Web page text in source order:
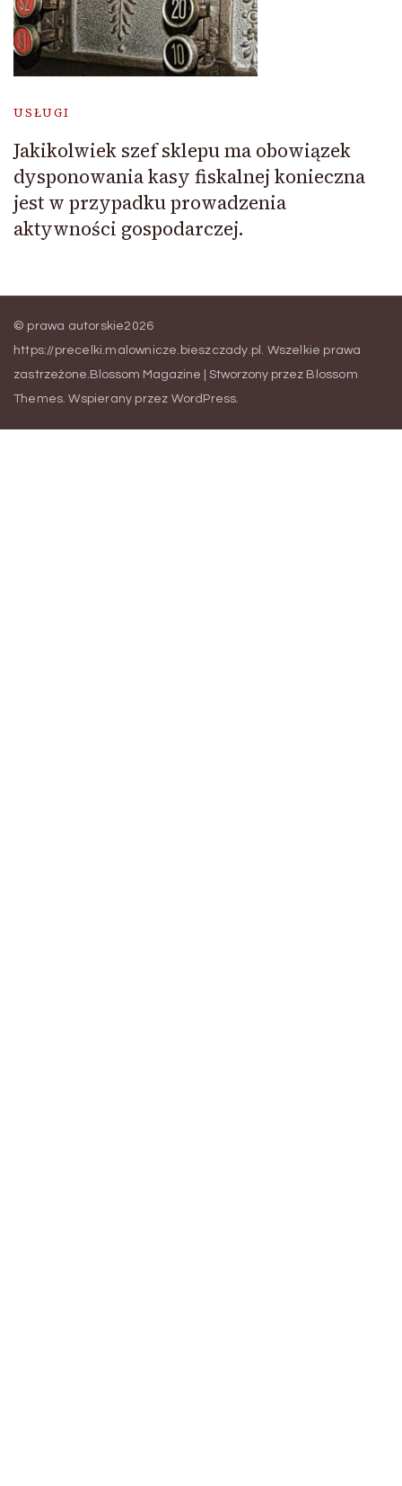
USŁUGI
Jakikolwiek szef sklepu ma obowiązek
dysponowania kasy fiskalnej konieczna
jest w przypadku prowadzenia
aktywności gospodarczej.
© prawa autorskie2026
https://precelki.malownicze.bieszczady.pl . Wszelkie prawa
zastrzeżone. Blossom Magazine | Stworzony przez Blossom
Themes. Wspierany przez WordPress.